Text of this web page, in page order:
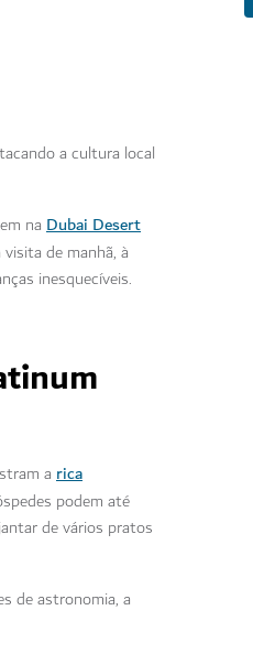
a cultura local
na Dubai Desert
de manhã, à
inesquecíveis.
a rica
podem até
de vários pratos
de astronomia, a